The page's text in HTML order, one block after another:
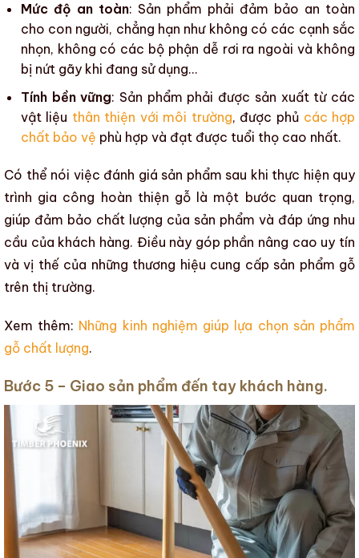
Mức độ an toàn: Sản phẩm phải đảm bảo an toàn
cho con người, chẳng hạn như không có các cạnh sắc
nhọn, không có các bộ phận dễ rơi ra ngoài và không
bị nứt gãy khi đang sử dụng…
Tính bền vững: Sản phẩm phải được sản xuất từ các
vật liệu thân thiện với môi trường, được phủ các hợp
chất bảo vệ phù hợp và đạt được tuổi thọcao nhất.
Có thể nói việc đánh giá sản phẩm sau khi thực hiện quy
trình gia công hoàn thiện gỗ là một bước quan trọng,
giúp đảm bảo chất lượng của sản phẩm và đáp ứng nhu
cầu của khách hàng. Điều này góp phần nâng cao uy tín
và vị thế của những thương hiệu cung cấp sản phẩm gỗ
trên thị trường.
Xem thêm: Những kinh nghiệm giúp lựa chọn sản phẩm
gỗ chất lượng.
Bước 5 – Giao sản phẩm đến tay khách hàng.